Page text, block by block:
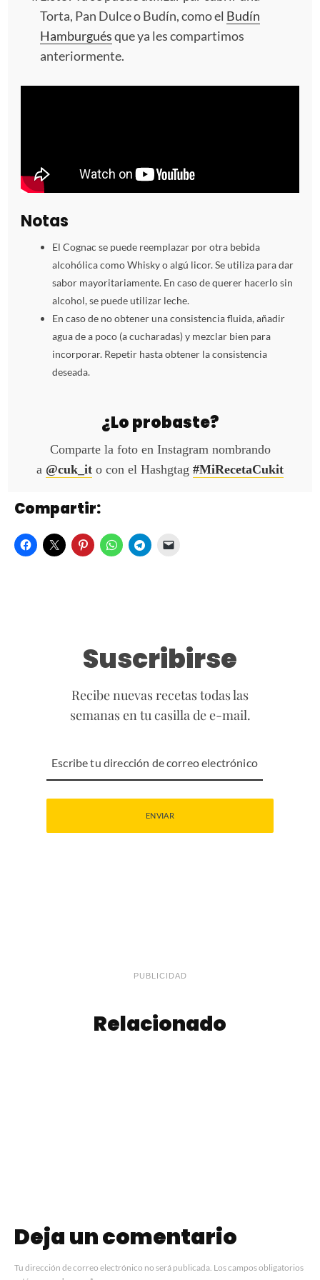
Torta, Pan Dulce o Budín, como el Budín
Hamburguésque ya les compartimos
anteriormente.
Notas
El Cognac se puede reemplazar por otra bebida
alcohólica como Whisky o algú licor. Se utiliza para dar
sabor mayoritariamente. En caso de querer hacerlo sin
alcohol, se puede utilizar leche.
En caso de no obtener una consistencia fluida, añadir
agua de a poco (a cucharadas) y mezclar bien para
incorporar. Repetir hasta obtener la consistencia
deseada.
¿Lo probaste?
Comparte la foto en Instagram nombrando
a @cuk_it o con el Hashgtag #MiRecetaCukit
Compartir:
Suscribirse
Recibe nuevas recetas todas las
semanas en tu casilla de e-mail.
PUBLICIDAD
Relacionado
Deja un comentario
Tu dirección de correo electrónico no será publicada. Los campos obligatorios